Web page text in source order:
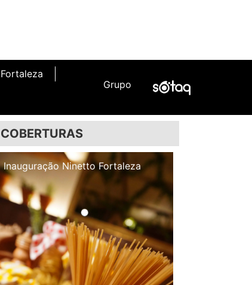
Fortaleza
Grupo
COBERTURAS
Inauguração Illa Café